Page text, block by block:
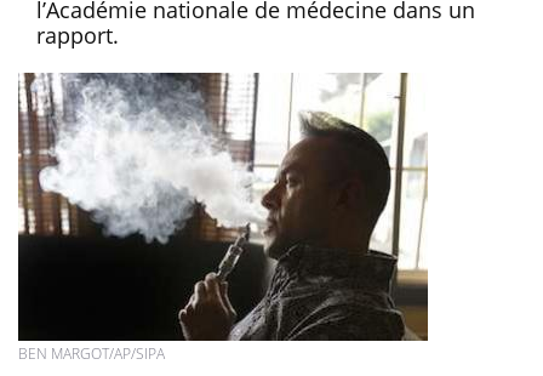
l’Académie nationale de médecine dans un
rapport.
BEN MARGOT/AP/SIPA